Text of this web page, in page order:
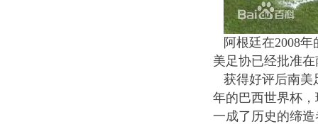
阿根廷在2008年
美足协已经批准
获得好评后南美
年的巴西世界杯
一成了历史的缔